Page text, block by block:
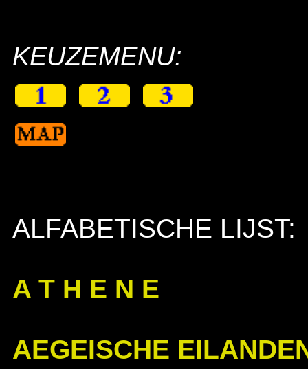
KEUZEMENU:
ALFABETISCHE LIJST:
A T H E N E
AEGEISCHE